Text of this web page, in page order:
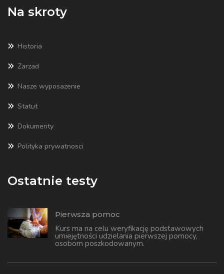
Na skroty
Historia
Zarzad
Nasze wyposazenie
Statut
Dokumenty
Polityka prywatnosci
Ostatnie testy
Pierwsza pomoc
Kurs ma na celu weryfikację podstawowych
umiejętności udzielania pierwszej pomocy,
osobom poszkodowanym.